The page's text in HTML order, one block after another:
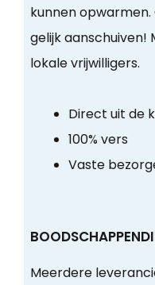
kunnen
gelijk aanschuiven!
lokale vrijwilligers.
Direct uit de
100% vers
Vaste
Meerdere